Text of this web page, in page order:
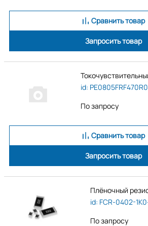
Сравнить товар
Запросить товар
id:
По запросу
Сравнить товар
Запросить товар
Плёночный
id: FCR-0402-
По запросу